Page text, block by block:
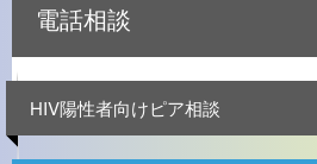
電話相談
HIV陽性者向けピア相談